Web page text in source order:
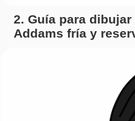
2. Guía para
Addams fría y